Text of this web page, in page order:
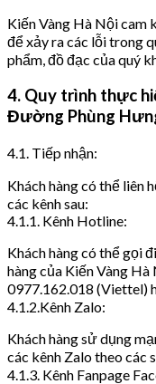
Kiến Vàng Hà Nội cam
để xảy ra các lỗi trong
phẩm, đồ đạc của quý
4. Quy trình thực
Đường Phùng
4.1. Tiếp nhận:
Khách hàng có thể liên
các kênh sau:
4.1.1. Kênh Hotline:
Khách hàng có thể gọi
hàng của Kiến Vàng
0977.162.018 (Viettel)
4.1.2.Kênh Zalo:
Khách hàng sử dụng
các kênh Zalo theo các
4.1.3. Kênh Fanpage